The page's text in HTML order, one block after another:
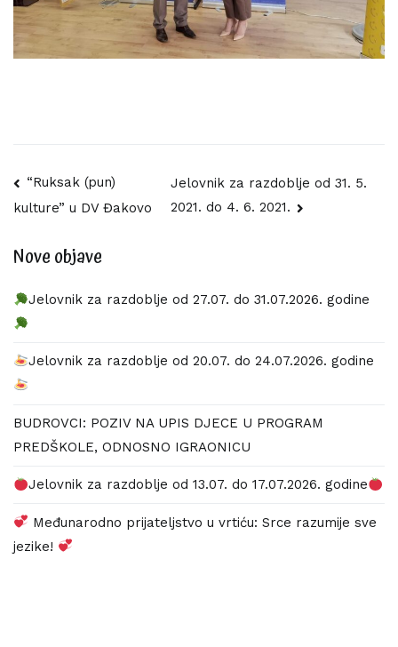
Navigacija
objava
“Ruksak (pun)
kulture” u DV Đakovo
Jelovnik za razdoblje od 31. 5.
2021. do 4. 6. 2021.
Nove objave
Jelovnik za razdoblje od 27.07. do 31.07.2026. godine
Jelovnik za razdoblje od 20.07. do 24.07.2026. godine
BUDROVCI: POZIV NA UPIS DJECE U PROGRAM
PREDŠKOLE, ODNOSNO IGRAONICU
Jelovnik za razdoblje od 13.07. do 17.07.2026. godine
Međunarodno prijateljstvo u vrtiću: Srce razumije sve
jezike!